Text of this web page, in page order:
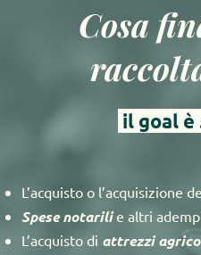
Cosa
il goal è
L’acquisto o l’acquisizione
Spese notarili e altri
L’acquisto di attrezzi